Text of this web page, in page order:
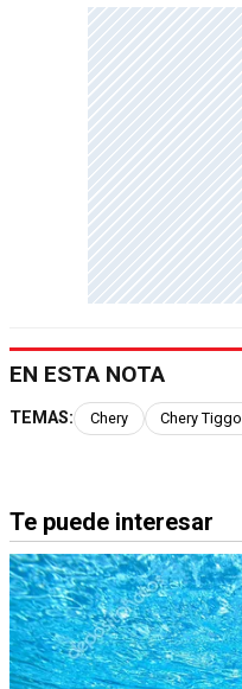
EN ESTA NOTA
TEMAS: Chery Chery Tiggo